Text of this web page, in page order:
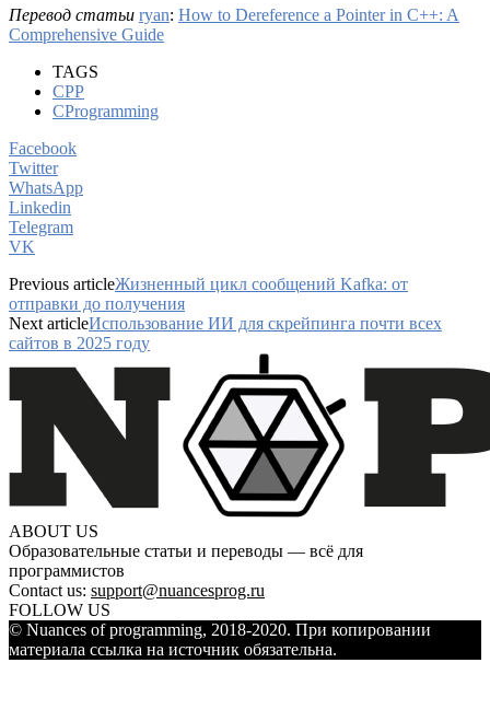
Перевод статьи ryan: How to Dereference a Pointer in C++: A
Comprehensive Guide
TAGS
CPP
CProgramming
Facebook
Twitter
WhatsApp
Linkedin
Telegram
VK
Previous articleЖизненный цикл сообщений Kafka: от
отправки до получения
Next articleИспользование ИИ для скрейпинга почти всех
сайтов в 2025 году
ABOUT US
Образовательные статьи и переводы — всё для
программистов
Contact us: support@nuancesprog.ru
FOLLOW US
© Nuances of programming, 2018-2020. При копировании
материала ссылка на источник обязательна.